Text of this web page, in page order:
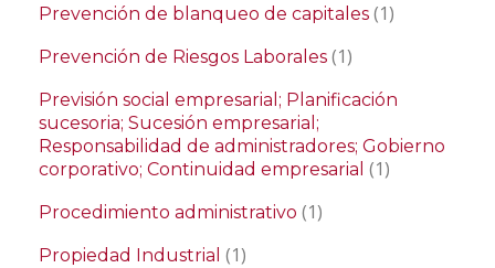
Prevención de blanqueo de capitales (1)
Prevención de Riesgos Laborales (1)
Previsión social empresarial; Planificación
sucesoria; Sucesión empresarial;
Responsabilidad de administradores; Gobierno
corporativo; Continuidad empresarial (1)
Procedimiento administrativo (1)
Propiedad Industrial (1)